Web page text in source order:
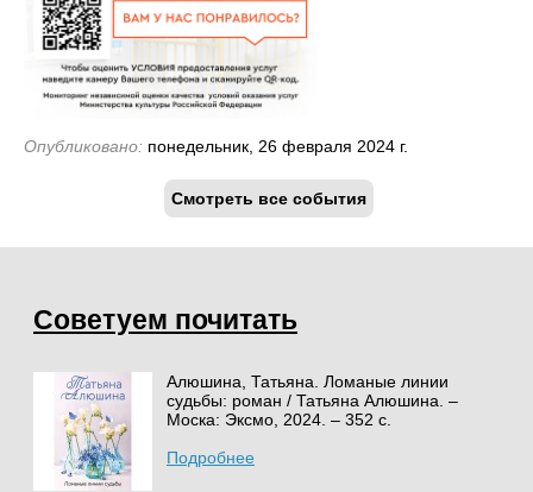
Опубликовано: понедельник, 26 февраля 2024 г.
Смотреть все события
Советуем почитать
Алюшина, Татьяна. Ломаные линии
судьбы: роман / Татьяна Алюшина. –
Моска: Эксмо, 2024. – 352 с.
Подробнее